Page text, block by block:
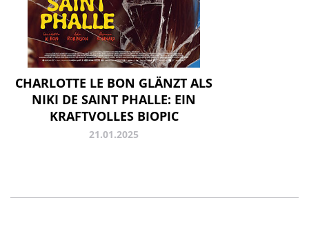
CHARLOTTE LE BON GLÄNZT ALS
NIKI DE SAINT PHALLE: EIN
KRAFTVOLLES BIOPIC
21.01.2025